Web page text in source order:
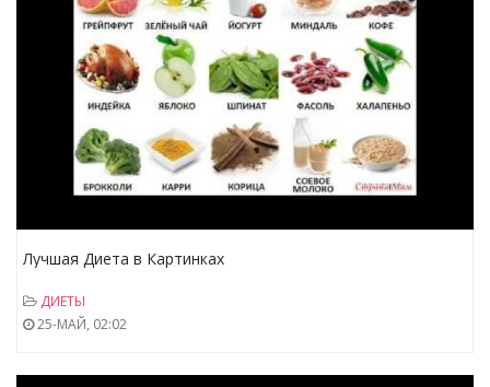
Лучшая Диета в Картинках
ДИЕТЫ
25-МАЙ, 02:02